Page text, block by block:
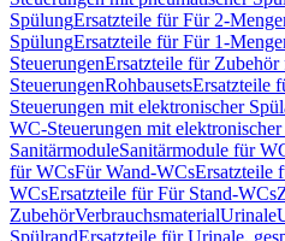
SpülungErsatzteile für Für 2-
SpülungErsatzteile für Für 1-
SteuerungenErsatzteile für
SteuerungenRohbausetsErsatzteile
Steuerungen mit elektronischer
WC-Steuerungen mit
SanitärmoduleSanitärmodule für
für WCsFür Wand-WCsErsatzteile
WCsErsatzteile für Für Stand-WCs
ZubehörVerbrauchsmaterialUrinale
SpülrandErsatzteile für Urinale,